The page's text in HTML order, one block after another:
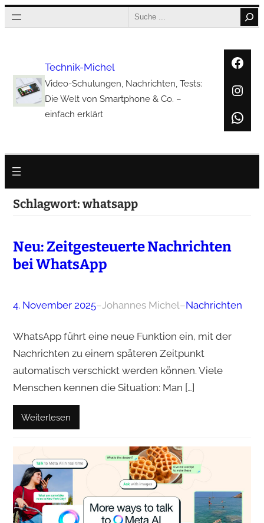
Zum
Inhalt
Search
Technik-Michel
Video-Schulungen, Nachrichten, Tests:
Die Welt von Smartphone & Co. –
einfach erklärt
Schlagwort: whatsapp
Neu: Zeitgesteuerte Nachrichten
bei WhatsApp
4. November 2025–Johannes Michel–Nachrichten
WhatsApp führt eine neue Funktion ein, mit der
Nachrichten zu einem späteren Zeitpunkt
automatisch verschickt werden können. Viele
Menschen kennen die Situation: Man […]
Weiterlesen